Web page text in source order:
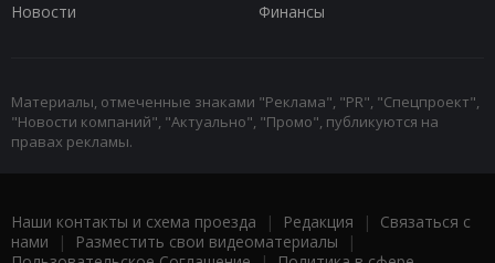
Новости
Финансы
Материалы, отмеченные знаками "Реклама", "PR", "Спецпроект",
"Новости компаний", "Актуально", "Промо", публикуются на
правах рекламы.
Наши контакты и схема проезда | Редакция | Связаться с
нами | Разместить свои видеоматериалы |